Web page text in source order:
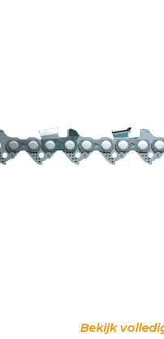
Bekijk